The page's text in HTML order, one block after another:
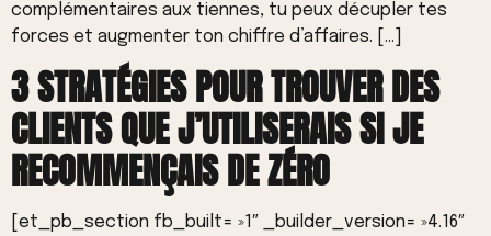
complémentaires aux tiennes, tu peux décupler tes
forces et augmenter ton chiffre d’affaires. […]
3 STRATÉGIES POUR TROUVER DES
CLIENTS QUE J’UTILISERAIS SI JE
RECOMMENÇAIS DE ZÉRO
[et_pb_section fb_built= »1″ _builder_version= »4.16″